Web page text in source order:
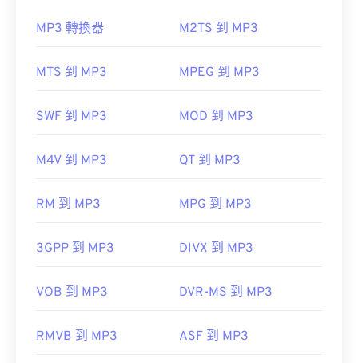
請注意，如果您使用的是 Android 或非 Apple 設
啟。
開發者： 蘋果
實用連結：
https://en.wikipedia.org/wiki/
2619569
由於 MP3 檔案非常普及，大多數主流音訊播放程式
iTunes
預覽 MP3
器。請注意，還有兩種其他檔案類型也使用 MP3 副
Masterpoint green points data
MP3 轉換器 M2TS 到 MP3
MTS 到 MP3 MPEG 到 MP3
SWF 到 MP3 MOD 到 MP3
M4V 到 MP3 QT 到 MP3
RM 到 MP3 MPG 到 MP3
3GPP 到 MP3 DIVX 到 MP3
VOB 到 MP3 DVR-MS 到 MP3
RMVB 到 MP3 ASF 到 MP3